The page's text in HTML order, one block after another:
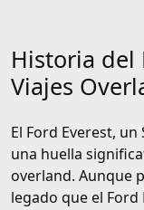
Historia del
Viajes
El Ford Everest,
una huella
overland. Aunque
legado que el